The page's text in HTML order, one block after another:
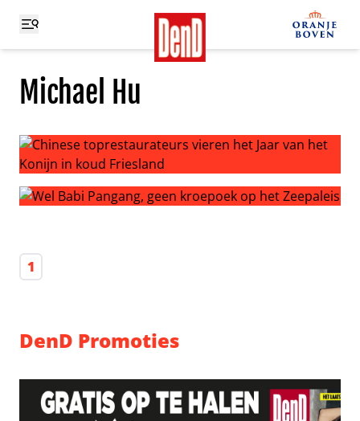
Michael Hu
Chinese toprestaurateurs vieren het Jaar van het
1
DenD Promoties